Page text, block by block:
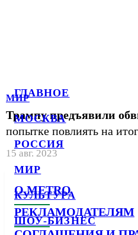
ГЛАВНОЕ
МОСКВА
РОССИЯ
МИР
КУЛЬТУРА
ШОУ-БИЗНЕС
МИР
Трампу предъявили
попытке повлиять на
15 авг. 2023
О METRO
РЕКЛАМОДАТЕЛЯМ